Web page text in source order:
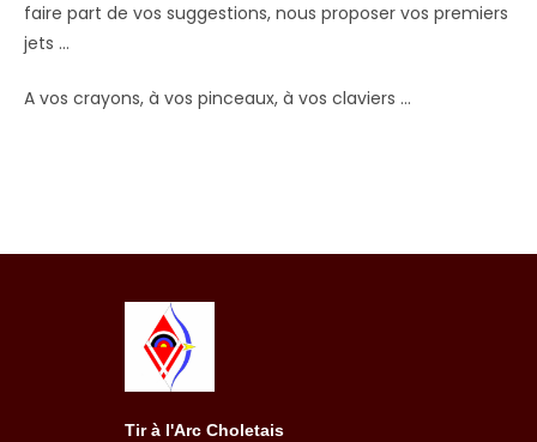
faire part de vos suggestions, nous proposer vos premiers
jets …
A vos crayons, à vos pinceaux, à vos claviers …
Tir à l'Arc Choletais